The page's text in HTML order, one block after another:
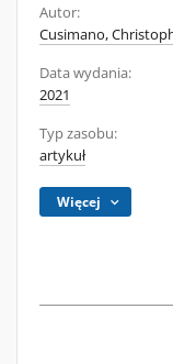
Autor:
Cusimano,
Data wydania:
2021
Typ zasobu:
artykuł
Więcej